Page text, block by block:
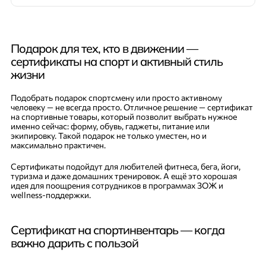
Подарок для тех, кто в движении —
сертификаты на спорт и активный стиль
жизни
Подобрать подарок спортсмену или просто активному
человеку — не всегда просто. Отличное решение — сертификат
на спортивные товары, который позволит выбрать нужное
именно сейчас: форму, обувь, гаджеты, питание или
экипировку. Такой подарок не только уместен, но и
максимально практичен.
Сертификаты подойдут для любителей фитнеса, бега, йоги,
туризма и даже домашних тренировок. А ещё это хорошая
идея для поощрения сотрудников в программах ЗОЖ и
wellness-поддержки.
Сертификат на спортинвентарь — когда
важно дарить с пользой